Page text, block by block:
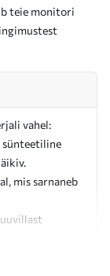
teie monitori
vahel:
sünteetiline
mis sarnaneb